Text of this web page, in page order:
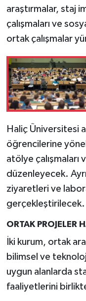
araştırmalar, staj
çalışmaları ve
ortak çalışmalar
Haliç Üniversitesi
öğrencilerine
atölye çalışmaları
düzenleyecek.
ziyaretleri ve
gerçekleştirilecek.
ORTAK PROJELER
İki kurum, ortak
bilimsel ve
uygun alanlarda
faaliyetlerini
Kütahya
Otomobil
Pazarlar
Politika
Resmi İlan
Rüya Tabirleri
Şaphane
Siyaset
Spor